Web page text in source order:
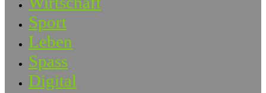
Sport
Leben
Spass
Digital